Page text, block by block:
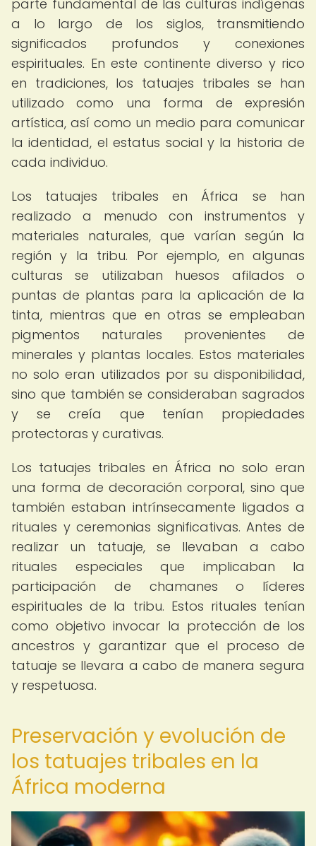
parte fundamental de las culturas indígenas
a lo largo de los siglos, transmitiendo
significados profundos y conexiones
espirituales. En este continente diverso y rico
en tradiciones, los tatuajes tribales se han
utilizado como una forma de expresión
artística, así como un medio para comunicar
la identidad, el estatus social y la historia de
cada individuo.
Los tatuajes tribales en África se han
realizado a menudo con instrumentos y
materiales naturales, que varían según la
región y la tribu. Por ejemplo, en algunas
culturas se utilizaban huesos afilados o
puntas de plantas para la aplicación de la
tinta, mientras que en otras se empleaban
pigmentos naturales provenientes de
minerales y plantas locales. Estos materiales
no solo eran utilizados por su disponibilidad,
sino que también se consideraban sagrados
y se creía que tenían propiedades
protectoras y curativas.
Los tatuajes tribales en África no solo eran
una forma de decoración corporal, sino que
también estaban intrínsecamente ligados a
rituales y ceremonias significativas. Antes de
realizar un tatuaje, se llevaban a cabo
rituales especiales que implicaban la
participación de chamanes o líderes
espirituales de la tribu. Estos rituales tenían
como objetivo invocar la protección de los
ancestros y garantizar que el proceso de
tatuaje se llevara a cabo de manera segura
y respetuosa.
Preservación y evolución de
los tatuajes tribales en la
África moderna